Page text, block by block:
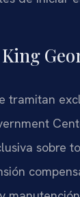
tramitan
sobre